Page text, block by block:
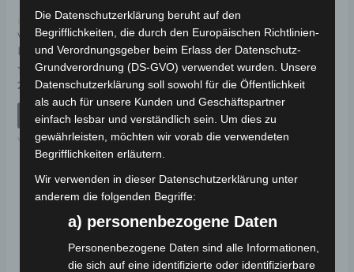
Kostenloser Versand
VM4 ANZEIGE
KUNSTSTOFF
Bewertet
mit
0
29,00€ *
IN DEN WARENKORB
VM4
Kostenloser Versand
VM4 VORDERGABEL
(2015-2018 MODELL)
Bewertet
0
5
69,00€ *
IN DEN WARENKORB
VM4
Die Datenschutzerklärung beruht auf den
Begrifflichkeiten, die durch den Europäischen Richtlinien-
und Verordnungsgeber beim Erlass der Datenschutz-
Grundverordnung (DS-GVO) verwendet wurden. Unsere
Datenschutzerklärung soll sowohl für die Öffentlichkeit
als auch für unsere Kunden und Geschäftspartner
einfach lesbar und verständlich sein. Um dies zu
gewährleisten, möchten wir vorab die verwendeten
Begrifflichkeiten erläutern.
Wir verwenden in dieser Datenschutzerklärung unter
anderem die folgenden Begriffe:
a) personenbezogene Daten
Personenbezogene Daten sind alle Informationen,
die sich auf eine identifizierte oder identifizierbare